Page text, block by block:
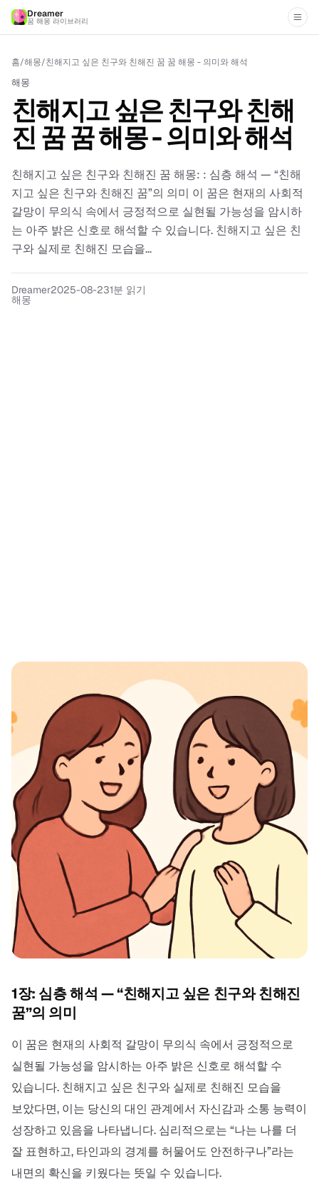
Dreamer
꿈 해몽 라이브러리
홈/해몽/친해지고 싶은 친구와 친해진 꿈 꿈 해몽 - 의미와 해석
해몽
친해지고 싶은 친구와 친해
진 꿈 꿈 해몽 - 의미와 해석
친해지고 싶은 친구와 친해진 꿈 해몽: : 심층 해석 — “친해
지고 싶은 친구와 친해진 꿈”의 의미 이 꿈은 현재의 사회적
갈망이 무의식 속에서 긍정적으로 실현될 가능성을 암시하
는 아주 밝은 신호로 해석할 수 있습니다. 친해지고 싶은 친
구와 실제로 친해진 모습을...
Dreamer2025-08-231분 읽기
해몽
1장: 심층 해석 — “친해지고 싶은 친구와 친해진
꿈”의 의미
이 꿈은 현재의 사회적 갈망이 무의식 속에서 긍정적으로
실현될 가능성을 암시하는 아주 밝은 신호로 해석할 수
있습니다. 친해지고 싶은 친구와 실제로 친해진 모습을
보았다면, 이는 당신의 대인 관계에서 자신감과 소통 능력이
성장하고 있음을 나타냅니다. 심리적으로는 “나는 나를 더
잘 표현하고, 타인과의 경계를 허물어도 안전하구나”라는
내면의 확신을 키웠다는 뜻일 수 있습니다.